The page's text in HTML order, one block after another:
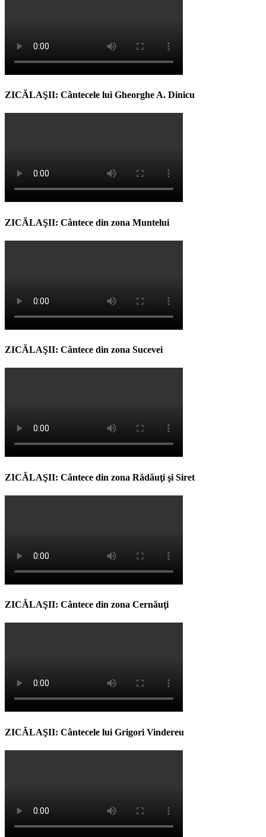
ZICĂLAŞII: Cântecele lui Gheorghe A. Dinicu
ZICĂLAŞII: Cântece din zona Muntelui
ZICĂLAŞII: Cântece din zona Sucevei
ZICĂLAŞII: Cântece din zona Rădăuţi şi Siret
ZICĂLAŞII: Cântece din zona Cernăuţi
ZICĂLAŞII: Cântecele lui Grigori Vindereu